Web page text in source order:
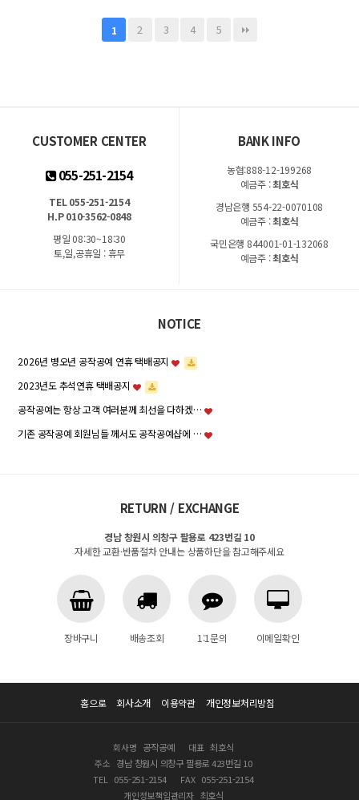
1 2 3 4 5
CUSTOMER CENTER
055-251-2154
TEL 055-251-2154
H.P 010-3562-0848
평일 08:30~18:30
토,일,공휴일 : 휴무
BANK INFO
농협:888-12-199268
예금주 :최호식
경남은행 554-22-0070108
예금주 :최호식
국민은행 844001-01-132068
예금주 :최호식
NOTICE
2026년 병오년 공작공예 연휴 택배공지
2023년도 추석연휴 택배공지
공작공예는 항상 고객 여러분께 최선을 다하겠…
기존 공작공예 회원님들 께서도 공작공예샵에 …
RETURN / EXCHANGE
경남 창원시 의창구 팔용로 423번길 10
자세한 교환·반품절차 안내는 상품하단을 참고해주세요
장바구니 배송조회 1:1문의 이메일확인
홈으로 회사소개 이용약관 개인정보처리방침
회사명 공작공예 대표 최호식
주소 경남 창원시 의창구 팔용로 423번길 10
TEL
055-251-2154 FAX 055-251-2154
개인정보책임관리자 최호식